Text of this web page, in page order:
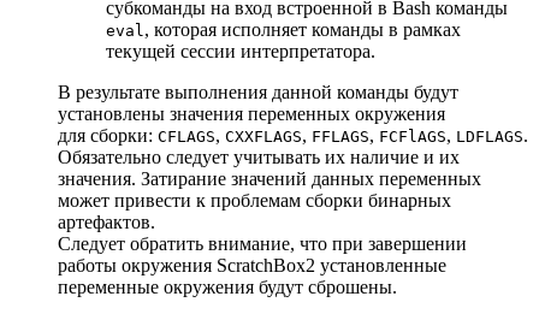
субкоманды на вход встроенной в Bash команды
eval , которая исполняет команды в рамках
текущей сессии интерпретатора.
В результате выполнения данной команды будут
установлены значения переменных окружения
для сборки: CFLAGS, CXXFLAGS, FFLAGS, FCFlAGS, LDFLAGS.
Обязательно следует учитывать их наличие и их
значения. Затирание значений данных переменных
может привести к проблемам сборки бинарных
артефактов.
Следует обратить внимание, что при завершении
работы окружения ScratchBox2 установленные
переменные окружения будут сброшены.